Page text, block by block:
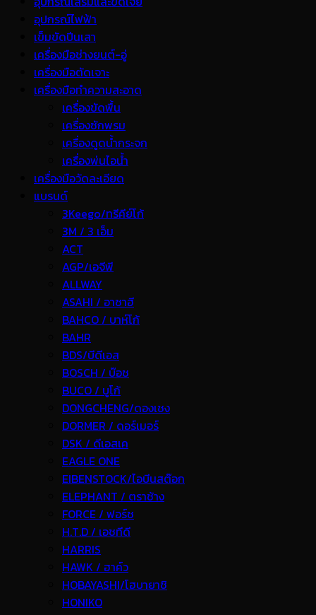
อุปกรณ์ไฟฟ้า
เข็มขัดปีนเสา
เครื่องมือช่างยนต์-อู่
เครื่องมือตัดเจาะ
เครื่องมือทำความสะอาด
เครื่องขัดพื้น
เครื่องซักพรม
เครื่องดูดน้ำกระจก
เครื่องพ่นไอน้ำ
เครื่องมือวัดละเอียด
แบรนด์
3Keego/ทรีคีย์โก้
3M / 3 เอ็ม
ACT
AGP/เอจีพี
ALLWAY
ASAHI / อาซาฮี
BAHCO / บาห์โก้
BAHR
BDS/บีดีเอส
BOSCH / บ๊อช
BUCO / บูโก้
DONGCHENG/ดองเชง
DORMER / ดอร์เมอร์
DSK / ดีเอสเค
EAGLE ONE
EIBENSTOCK/ไอบีนสต๊อก
ELEPHANT / ตราช้าง
FORCE / ฟอร์ช
H.T.D / เอชทีดี
HARRIS
HAWK / ฮาค์ว
HOBAYASHI/โฮบายาชิ
HONIKO